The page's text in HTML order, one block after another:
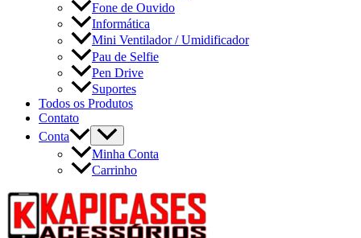
Fone de Ouvido
Informática
Mini Ventilador / Umidificador
Pau de Selfie
Pen Drive
Suportes
Todos os Produtos
Contato
Conta
Minha Conta
Carrinho